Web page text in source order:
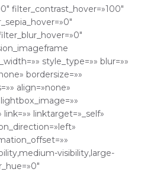
filter_contrast_hover=»100″
style_type=»» blur=»»
bordersize=»»
align=»none»
link=»» linktarget=»_self»
visibility,large-